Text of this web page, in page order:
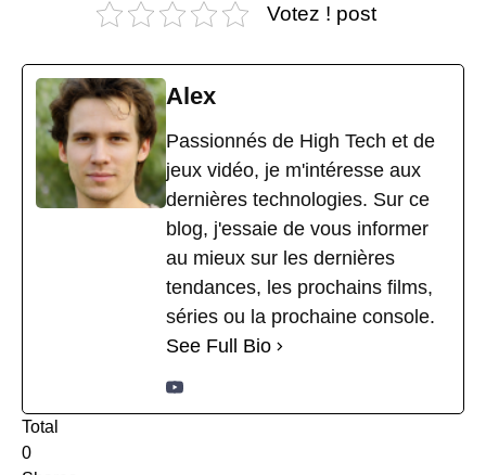
Votez ! post
Alex
Passionnés de High Tech et de
jeux vidéo, je m'intéresse aux
dernières technologies. Sur ce
blog, j'essaie de vous informer
au mieux sur les dernières
tendances, les prochains films,
séries ou la prochaine console.
See Full Bio
Total
0